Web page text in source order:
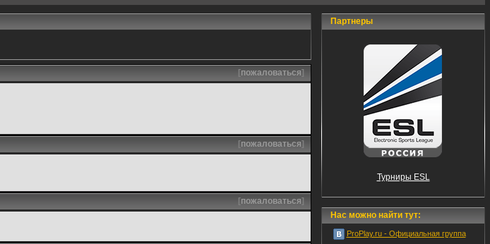
[пожаловаться]
[пожаловаться]
[пожаловаться]
Партнеры
Турниры ESL
Нас можно найти тут:
ProPlay.ru - Официальная группа